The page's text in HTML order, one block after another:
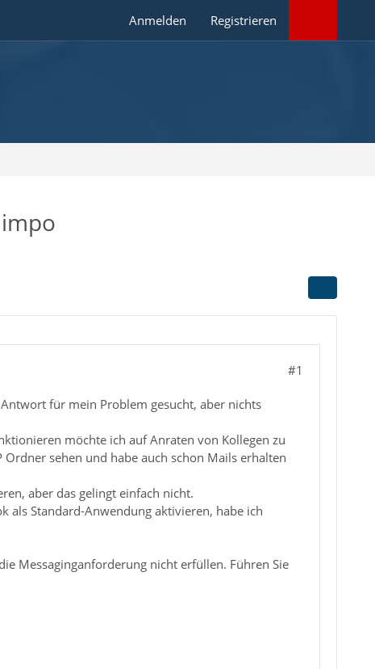
Anmelden Registrieren
#1
für mein Problem gesucht, aber nichts
möchte ich auf Anraten von Kollegen zu
sehen und habe auch schon Mails erhalten
aber das gelingt einfach nicht.
als Standard-Anwendung aktivieren, habe ich
Messaginganforderung nicht erfüllen. Führen Sie